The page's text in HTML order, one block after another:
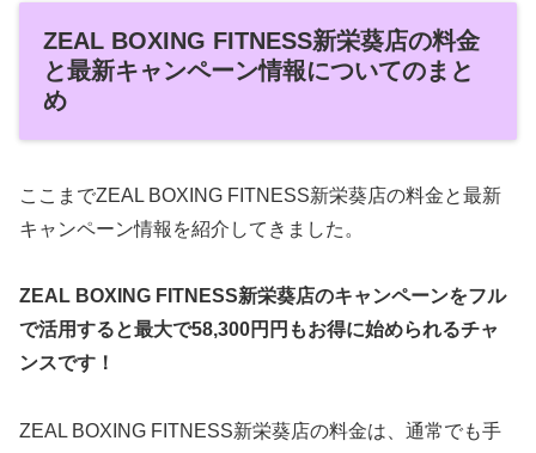
ZEAL BOXING FITNESS新栄葵店の料金
と最新キャンペーン情報についてのまと
め
ここまでZEAL BOXING FITNESS新栄葵店の料金と最新
キャンペーン情報を紹介してきました。
ZEAL BOXING FITNESS新栄葵店のキャンペーンをフル
で活用すると最大で58,300円円もお得に始められるチャ
ンスです！
ZEAL BOXING FITNESS新栄葵店の料金は、通常でも手